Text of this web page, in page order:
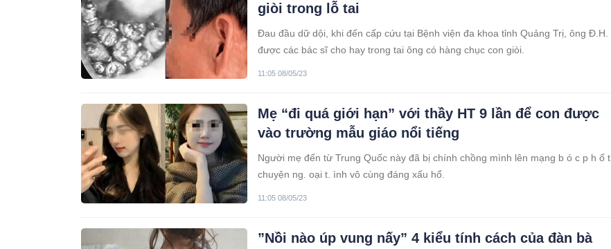
giòi trong lỗ tai
Đau đầu dữ dội, khi đến cấp cứu tại Bệnh viện đa khoa tỉnh Quảng Trị, ông Đ.H.
được các bác sĩ cho hay trong tai ông có hàng chục con giòi.
11:05 08/05/23
Mẹ “đi quá giới hạn” với thầy HT 9 lần để con được
vào trường mẫu giáo nổi tiếng
Người mẹ đến từ Trung Quốc này đã bị chính chồng mình lên mạng b ó c p h ố t
chuyện ng. oại t. ình vô cùng đáng xấu hổ.
11:05 08/05/23
”Nồi nào úp vung nấy” 4 kiểu tính cách của đàn bà